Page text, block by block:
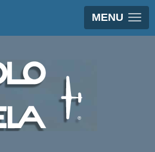
MENU